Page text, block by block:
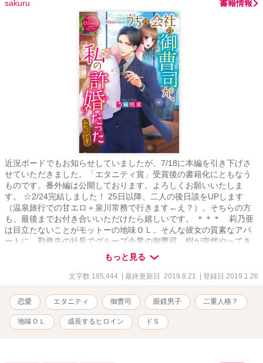
sakuru 書籍情報
近況ボードでもお知らせしていましたが、7/18に本編を引き下げさ
せていただきました。「エタニティ賞」受賞後の書籍化にともなう
ものです。番外編は公開しております。よろしくお願いいたしま
す。 ☆2/24完結しました！ 25日以降、二人の後日談をUPします
（温泉旅行での甘エロ＋泉川常務で行きます←え？）。そちらの方
も、最後までお付き合いいただけたら嬉しいです。 ＊＊＊ 莉乃亜
は目立たないことがモットーの地味ＯＬ。そんな彼女の質素なアパ
ートに、勤務先の社長でグループ企業の御曹司、樹が突然やってき
て「私は貴女の許婚です、今日から私達は一緒に生活しなければな
りません」と告げた。そのまま彼の自宅＠高級マンションへお持ち
帰りからの、囲い込み生活が始まる？ 『許婚』？ そんな話、親
ている間に気づけば、半年後に予定されている結婚式。えええ……
本当に結婚しちゃうの、私達？ ＊＊＊ ※ 感想コメントありがと
うございます！ 筆者が不慣れなため、ネタバレ含むものを普通に
出してしまったり、逆もまたあったりします。大きなネタバレはコ
もっと見る
文字数 185,444 | 最終更新日 2019.8.21 | 登録日 2019.1.26
恋愛 エタニティ 御曹司 眼鏡男子 二重人格？
地味ＯＬ 成長するヒロイン ドＳ